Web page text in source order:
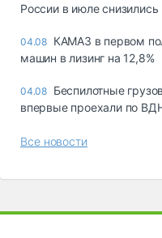
России в июле снизились
04.08 КАМАЗ в первом
машин в лизинг на 12,8%
04.08 Беспилотные
впервые проехали по
Все новости